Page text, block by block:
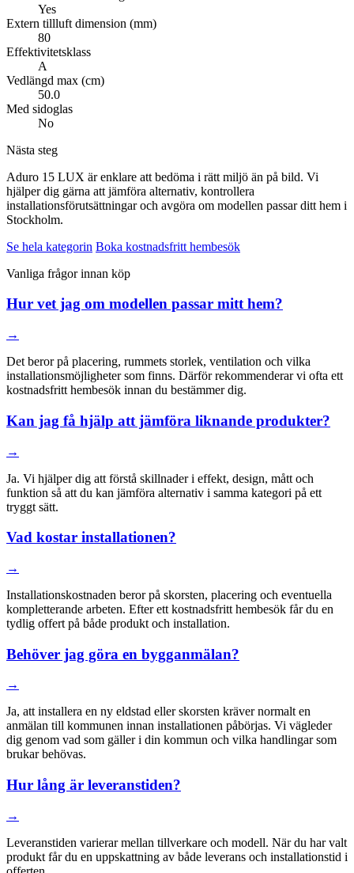
Yes
Extern tillluft dimension (mm)
80
Effektivitetsklass
A
Vedlängd max (cm)
50.0
Med sidoglas
No
Nästa steg
Aduro 15 LUX är enklare att bedöma i rätt miljö än på bild. Vi
hjälper dig gärna att jämföra alternativ, kontrollera
installationsförutsättningar och avgöra om modellen passar ditt hem i
Stockholm.
Se hela kategorin Boka kostnadsfritt hembesök
Vanliga frågor innan köp
Hur vet jag om modellen passar mitt hem?
→
Det beror på placering, rummets storlek, ventilation och vilka
installationsmöjligheter som finns. Därför rekommenderar vi ofta ett
kostnadsfritt hembesök innan du bestämmer dig.
Kan jag få hjälp att jämföra liknande produkter?
→
Ja. Vi hjälper dig att förstå skillnader i effekt, design, mått och
funktion så att du kan jämföra alternativ i samma kategori på ett
tryggt sätt.
Vad kostar installationen?
→
Installationskostnaden beror på skorsten, placering och eventuella
kompletterande arbeten. Efter ett kostnadsfritt hembesök får du en
tydlig offert på både produkt och installation.
Behöver jag göra en bygganmälan?
→
Ja, att installera en ny eldstad eller skorsten kräver normalt en
anmälan till kommunen innan installationen påbörjas. Vi vägleder
dig genom vad som gäller i din kommun och vilka handlingar som
brukar behövas.
Hur lång är leveranstiden?
→
Leveranstiden varierar mellan tillverkare och modell. När du har valt
produkt får du en uppskattning av både leverans och installationstid i